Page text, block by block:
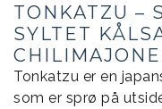
TONKATZU –
SYLTET
Tonkatzu er en
som er sprø på